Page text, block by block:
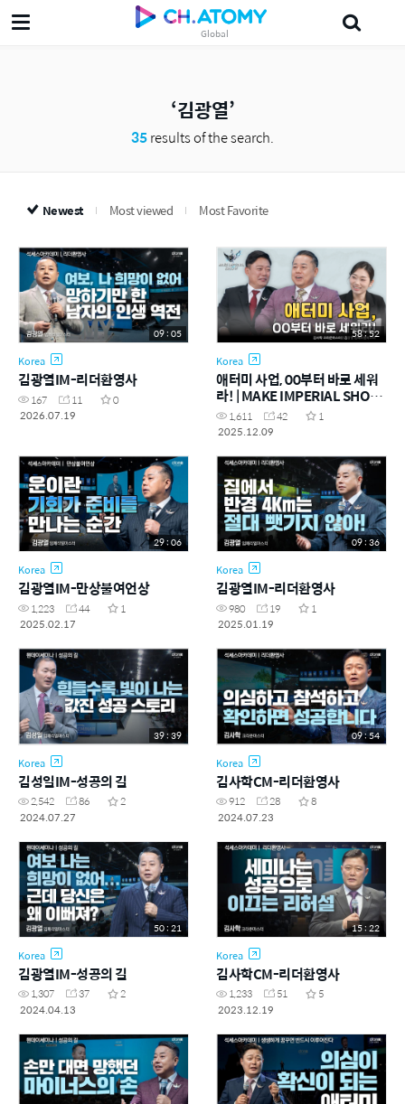
Global
김광열
35results of the search.
Newest Most viewed Most Favorite
09 : 05
Korea
김광열IM-리더환영사
167 11
0
2026.07.19
58 : 52
Korea
애터미 사업, 00부터 바로 세워
라! | MAKE IMPERIAL SHOW
EP.61,611 42
1
2025.12.09
29 : 06
Korea
김광열IM-만상불여언상
1,223 44
1
2025.02.17
09 : 36
Korea
김광열IM-리더환영사
980 19
1
2025.01.19
39 : 39
Korea
김성일IM-성공의 길
2,542 86
2
2024.07.27
09 : 54
Korea
김사학CM-리더환영사
912 28
8
2024.07.23
50 : 21
Korea
김광열IM-성공의 길
1,307 37
2
2024.04.13
15 : 22
Korea
김사학CM-리더환영사
1,233 51
5
2023.12.19